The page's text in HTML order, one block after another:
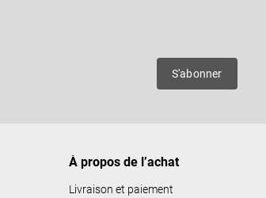
i
S'abonner
À propos de l’achat
Livraison et paiement